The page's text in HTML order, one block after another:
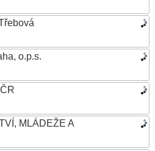
o.p.s.
MLÁDEŽE A